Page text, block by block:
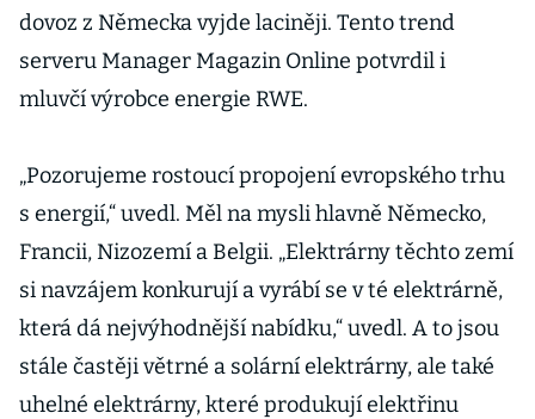
dovoz z Německa vyjde laciněji. Tento trend
serveru Manager Magazin Online potvrdil i
mluvčí výrobce energie RWE.
„Pozorujeme rostoucí propojení evropského trhu
s energií,“ uvedl. Měl na mysli hlavně Německo,
Francii, Nizozemí a Belgii. „Elektrárny těchto zemí
si navzájem konkurují a vyrábí se v té elektrárně,
která dá nejvýhodnější nabídku,“ uvedl. A to jsou
stále častěji větrné a solární elektrárny, ale také
uhelné elektrárny, které produkují elektřinu